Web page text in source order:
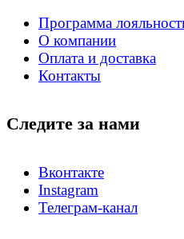
Программа
О компании
Оплата и доставка
Контакты
Следите за нами
Вконтакте
Instagram
Телеграм-канал